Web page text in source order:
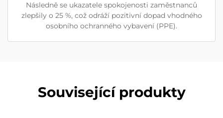
Následně se ukazatele spokojenosti zaměstnanců
zlepšily o 25 %, což odráží pozitivní dopad vhodného
osobního ochranného vybavení (PPE).
Související produkty